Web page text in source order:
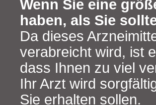
Wenn Sie eine
haben, als Sie
Da dieses
verabreicht wird, ist
dass Ihnen zu viel
Ihr Arzt wird
Sie erhalten sollen.